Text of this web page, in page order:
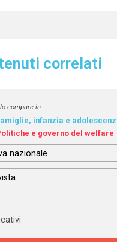
correlati
compare in:
infanzia e
e governo del welfare
nazionale